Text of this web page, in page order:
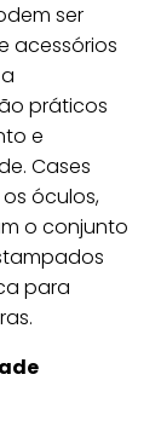
ser
acessórios
práticos
e
Cases
óculos,
o conjunto
para